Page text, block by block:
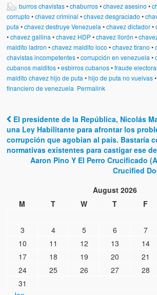
burros chavistas•chaburros•chavez asesino •
corrupto •chavez criminal •chavez desgraciado •
puta •chavez destruye Venezuela •chavez dictador•
•chavez gallina •chavez HDP•chavez llorón •
maldito ladron •chavez maldito loco •chavez tirano •
chavistas incompetentes•corrupción en venezuela •
cubanos malditos•esbirros cubanos•fraude
maldito chavez hijo de puta •hijo de puta no vuelvas
financiero de venezuela Permalink
Post navigation
El presidente de la República, Nicolás
una Ley Habilitante para afrontar los
corrupción que agobian al país. Bastaría
normativas existentes para castigar ese
Aaron Pino Y El Perro Crucificado
Crucified
August 2026
M
T W T F
3
4 5 6 7
10
11 12 13 14
17
18 19 20 21
24
25 26 27 28
31